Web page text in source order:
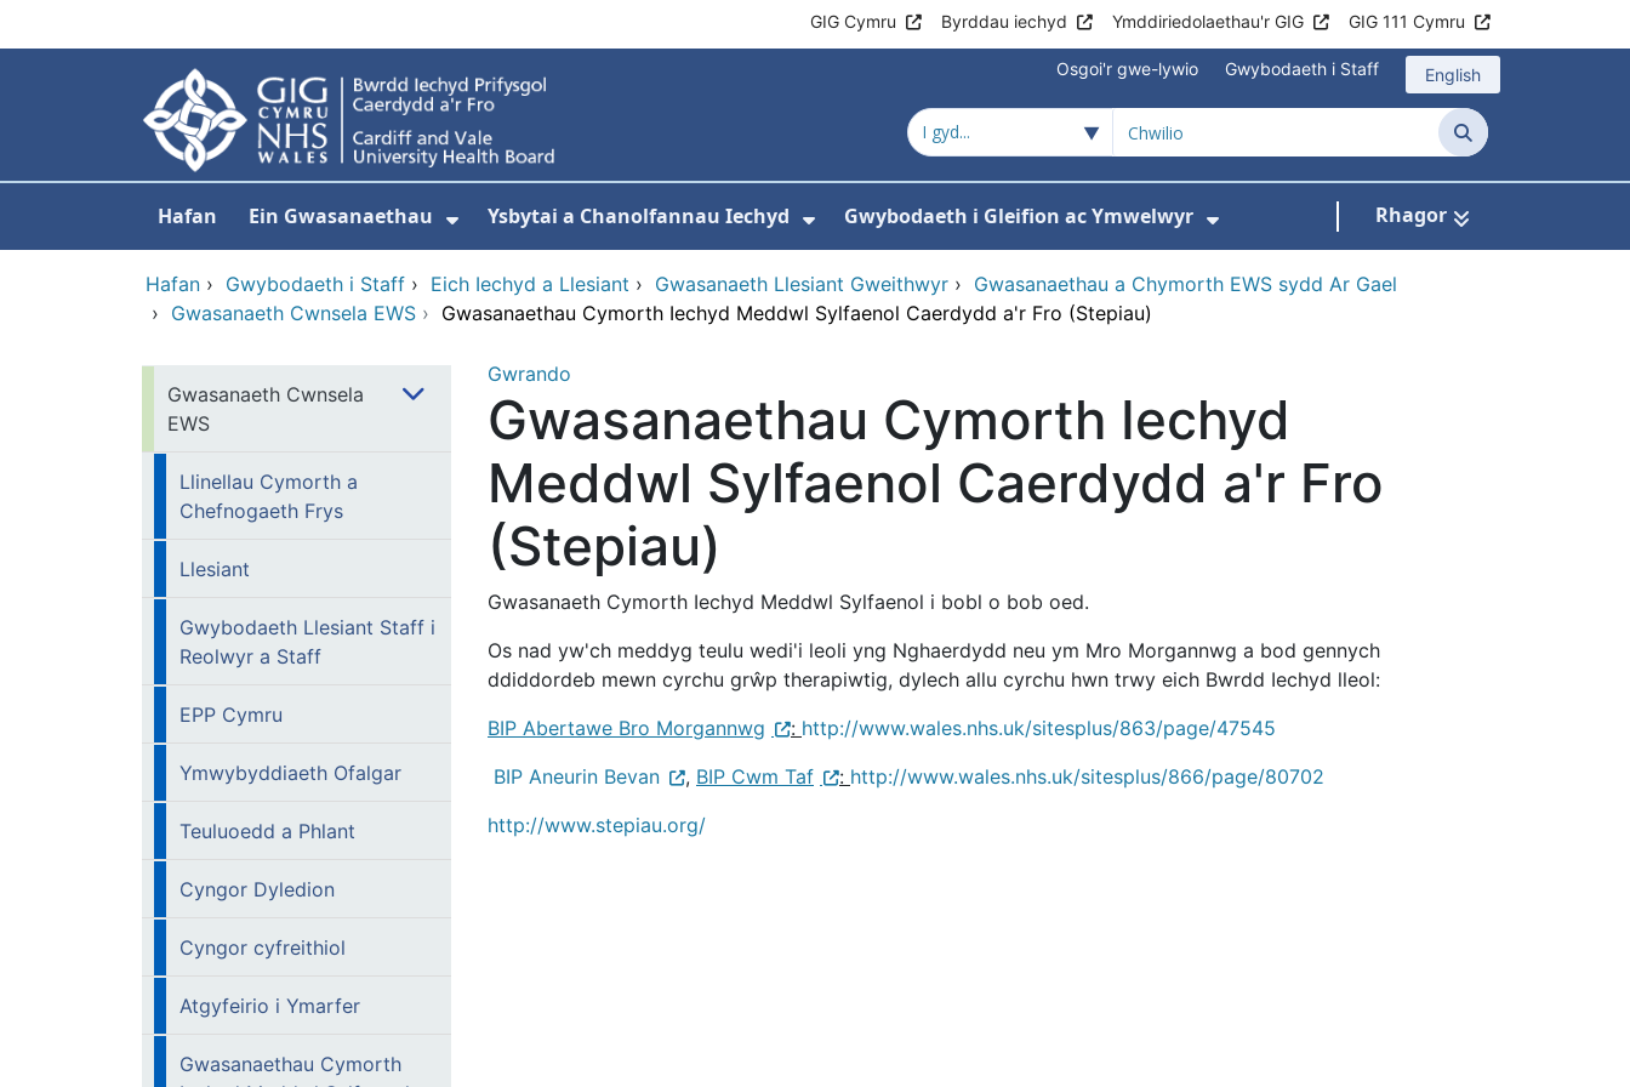
GIG Cymru Byrddau iechyd Ymddiriedolaethau'r GIG GIG 111 Cymru
Osgoi'r gwe-lywio Gwybodaeth i Staff English
Chwilio
Hafan Ein Gwasanaethau Ysbytai a Chanolfannau Iechyd Gwybodaeth i Gleifion ac Ymwelwyr Rhagor
Hafan › Gwybodaeth i Staff › Eich Iechyd a Llesiant › Gwasanaeth Llesiant Gweithwyr › Gwasanaethau a Chymorth EWS sydd Ar Gael
› Gwasanaeth Cwnsela EWS › Gwasanaethau Cymorth Iechyd Meddwl Sylfaenol Caerdydd a'r Fro (Stepiau)
Gwasanaeth Cwnsela
EWS
Llinellau Cymorth a
Chefnogaeth Frys
Llesiant
Gwybodaeth Llesiant Staff i
Reolwyr a Staff
EPP Cymru
Ymwybyddiaeth Ofalgar
Teuluoedd a Phlant
Cyngor Dyledion
Cyngor cyfreithiol
Atgyfeirio i Ymarfer
Gwasanaethau Cymorth
Gwrando
Gwasanaethau Cymorth Iechyd
Meddwl Sylfaenol Caerdydd a'r Fro
(Stepiau)
Gwasanaeth Cymorth Iechyd Meddwl Sylfaenol i bobl o bob oed.
Os nad yw'ch meddyg teulu wedi'i leoli yng Nghaerdydd neu ym Mro Morgannwg a bod gennych
ddiddordeb mewn cyrchu grŵp therapiwtig, dylech allu cyrchu hwn trwy eich Bwrdd Iechyd lleol:
BIP Abertawe Bro Morgannwg
: http://www.wales.nhs.uk/sitesplus/863/page/47545
BIP Aneurin Bevan
, BIP Cwm Taf : http://www.wales.nhs.uk/sitesplus/866/page/80702
http://www.stepiau.org/